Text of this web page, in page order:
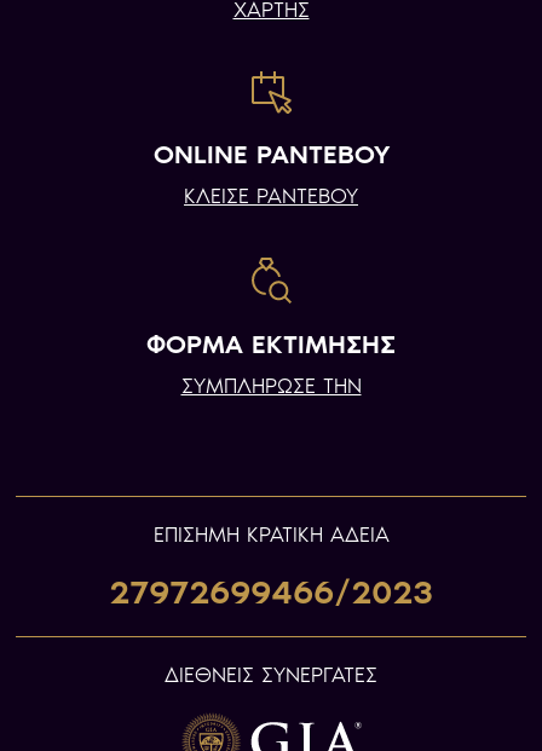
ΧΑΡΤΗΣ
ONLINE ΡΑΝΤΕΒΟΥ
ΚΛΕΙΣΕ ΡΑΝΤΕΒΟΥ
ΦΟΡΜΑ ΕΚΤΙΜΗΣΗΣ
ΣΥΜΠΛΗΡΩΣΕ ΤΗΝ
ΕΠIΣΗΜΗ ΚΡΑΤΙΚΗ ΑΔΕΙΑ
27972699466/2023
ΔΙΕΘΝΕΙΣ ΣΥΝΕΡΓΑΤΕΣ